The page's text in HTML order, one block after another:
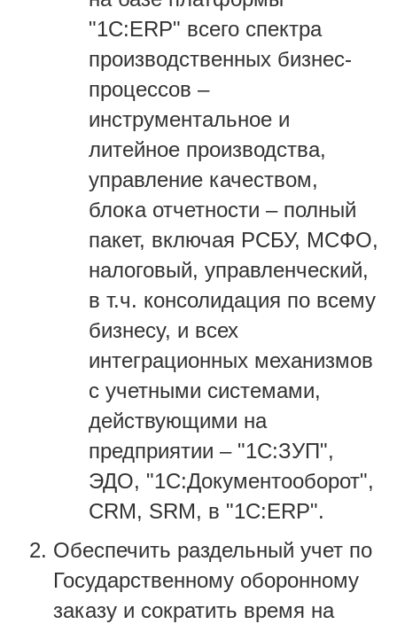
"1С:ERP" всего спектра
производственных бизнес-
процессов –
инструментальное и
литейное производства,
управление качеством,
блока отчетности – полный
пакет, включая РСБУ, МСФО,
налоговый, управленческий,
в т.ч. консолидация по всему
бизнесу, и всех
интеграционных механизмов
с учетными системами,
действующими на
предприятии – "1С:ЗУП",
ЭДО, "1С:Документооборот",
CRM, SRM, в "1С:ERP".
Обеспечить раздельный учет по
Государственному оборонному
заказу и сократить время на